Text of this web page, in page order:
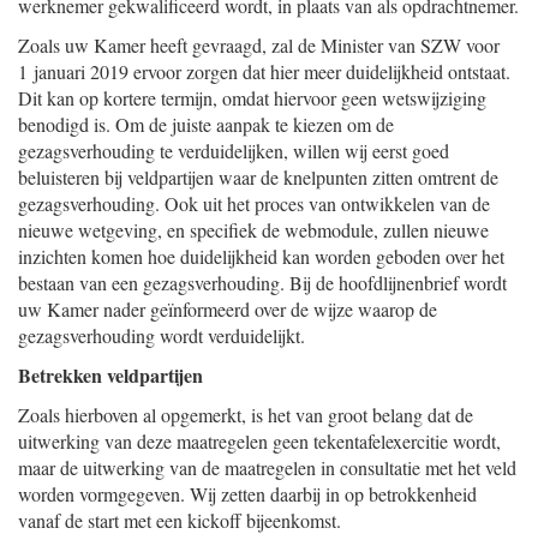
werknemer gekwalificeerd wordt, in plaats van als opdrachtnemer.
Zoals uw Kamer heeft gevraagd, zal de Minister van SZW voor
1 januari 2019 ervoor zorgen dat hier meer duidelijkheid ontstaat.
Dit kan op kortere termijn, omdat hiervoor geen wetswijziging
benodigd is. Om de juiste aanpak te kiezen om de
gezagsverhouding te verduidelijken, willen wij eerst goed
beluisteren bij veldpartijen waar de knelpunten zitten omtrent de
gezagsverhouding. Ook uit het proces van ontwikkelen van de
nieuwe wetgeving, en specifiek de webmodule, zullen nieuwe
inzichten komen hoe duidelijkheid kan worden geboden over het
bestaan van een gezagsverhouding. Bij de hoofdlijnenbrief wordt
uw Kamer nader geïnformeerd over de wijze waarop de
gezagsverhouding wordt verduidelijkt.
Betrekken veldpartijen
Zoals hierboven al opgemerkt, is het van groot belang dat de
uitwerking van deze maatregelen geen tekentafelexercitie wordt,
maar de uitwerking van de maatregelen in consultatie met het veld
worden vormgegeven. Wij zetten daarbij in op betrokkenheid
vanaf de start met een kickoff bijeenkomst.